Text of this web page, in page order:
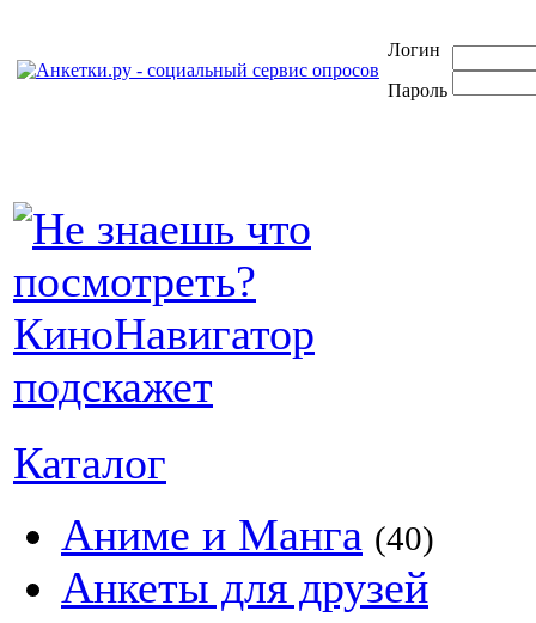
Логин
Пароль
Каталог
Аниме и Манга (40)
Анкеты для друзей